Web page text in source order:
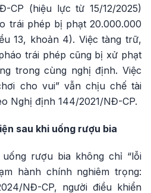
CP (hiệu lực từ 15/12/2025)
trái phép bị phạt 20.000.000
13, khoản 4). Việc tàng trữ,
trái phép cũng bị xử phạt
trong cùng nghị định. Việc
cho vui” vẫn chịu chế tài
Nghị định 144/2021/NĐ-CP.
sau khi uống rượu bia
rượu bia không chỉ “lỗi
hành chính nghiêm trọng:
NĐ-CP, người điều khiển